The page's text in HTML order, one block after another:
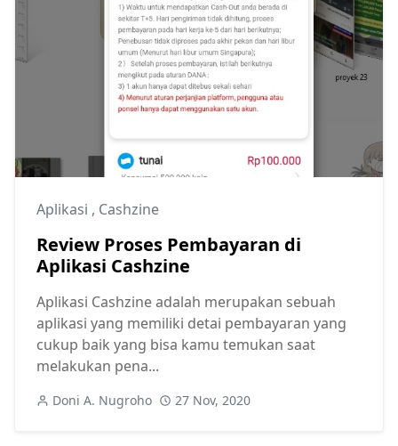
Aplikasi , Cashzine
Review Proses Pembayaran di
Aplikasi Cashzine
Aplikasi Cashzine adalah merupakan sebuah
aplikasi yang memiliki detai pembayaran yang
cukup baik yang bisa kamu temukan saat
melakukan pena...
Doni A. Nugroho 27 Nov, 2020